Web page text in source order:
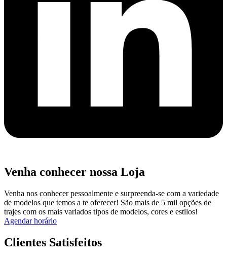
Venha conhecer nossa Loja
Venha nos conhecer pessoalmente e surpreenda-se com a variedade
de modelos que temos a te oferecer! São mais de 5 mil opções de
trajes com os mais variados tipos de modelos, cores e estilos!
Agendar horário
Clientes Satisfeitos